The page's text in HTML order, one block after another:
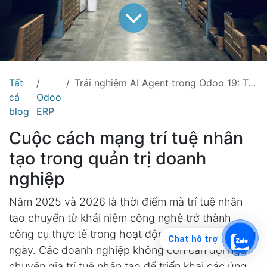
Tất
cả
blog
Odoo
ERP
Trải nghiệm AI Agent trong Odoo 19: Trợ lý trí tuệ nhân tạo cho mọi phòng ban doanh nghiệp
Cuộc cách mạng trí tuệ nhân
tạo trong quản trị doanh
nghiệp
Năm 2025 và 2026 là thời điểm mà trí tuệ nhân
tạo chuyển từ khái niệm công nghệ trở thành
công cụ thực tế trong hoạt động kinh doanh hàng
ngày. Các doanh nghiệp không còn cần đội ngũ
Chat hỗ trợ